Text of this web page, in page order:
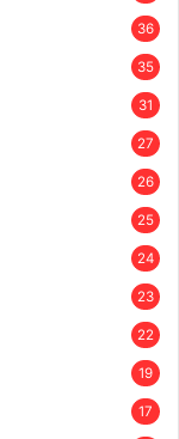
36
35
31
27
26
25
24
23
22
19
17